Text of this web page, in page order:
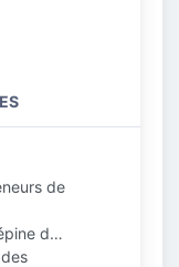
de
d…